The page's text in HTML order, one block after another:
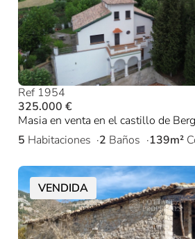
Ref 1954
325.000 €
Masia en venta en el castillo de
5 Habitaciones 2 Baños 139m²
VENDIDA